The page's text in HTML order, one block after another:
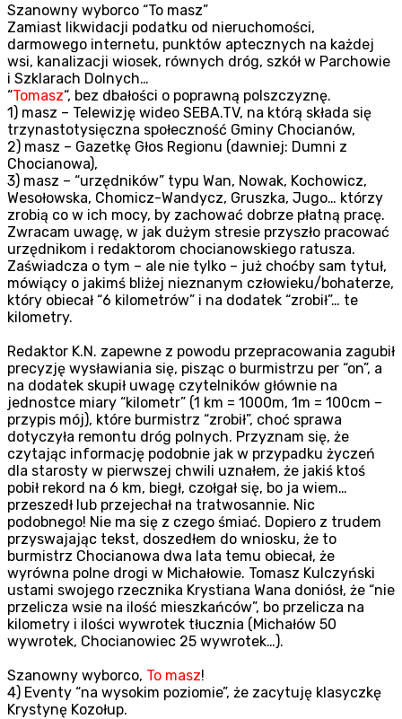
Szanowny wyborco “To masz”
Zamiast likwidacji podatku od nieruchomości,
darmowego internetu, punktów aptecznych na każdej
wsi, kanalizacji wiosek, równych dróg, szkół w Parchowie
i Szklarach Dolnych…
“Tomasz“, bez dbałości o poprawną polszczyznę.
1) masz – Telewizję wideo SEBA.TV, na którą składa się
trzynastotysięczna społeczność Gminy Chocianów,
2) masz – Gazetkę Głos Regionu (dawniej: Dumni z
Chocianowa),
3) masz – “urzędników” typu Wan, Nowak, Kochowicz,
Wesołowska, Chomicz-Wandycz, Gruszka, Jugo… którzy
zrobią co w ich mocy, by zachować dobrze płatną pracę.
Zwracam uwagę, w jak dużym stresie przyszło pracować
urzędnikom i redaktorom chocianowskiego ratusza.
Zaświadcza o tym – ale nie tylko – już choćby sam tytuł,
mówiący o jakimś bliżej nieznanym człowieku/bohaterze,
który obiecał “6 kilometrów” i na dodatek “zrobił”… te
kilometry.
Redaktor K.N. zapewne z powodu przepracowania zagubił
precyzję wysławiania się, pisząc o burmistrzu per “on”, a
na dodatek skupił uwagę czytelników głównie na
jednostce miary “kilometr” (1 km = 1000m, 1m = 100cm –
przypis mój), które burmistrz “zrobił”, choć sprawa
dotyczyła remontu dróg polnych. Przyznam się, że
czytając informację podobnie jak w przypadku życzeń
dla starosty w pierwszej chwili uznałem, że jakiś ktoś
pobił rekord na 6 km, biegł, czołgał się, bo ja wiem…
przeszedł lub przejechał na tratwosannie. Nic
podobnego! Nie ma się z czego śmiać. Dopiero z trudem
przyswajając tekst, doszedłem do wniosku, że to
burmistrz Chocianowa dwa lata temu obiecał, że
wyrówna polne drogi w Michałowie. Tomasz Kulczyński
ustami swojego rzecznika Krystiana Wana doniósł, że “nie
przelicza wsie na ilość mieszkańców”, bo przelicza na
kilometry i ilości wywrotek tłucznia (Michałów 50
wywrotek, Chocianowiec 25 wywrotek…).
Szanowny wyborco, To masz!
4) Eventy “na wysokim poziomie”, że zacytuję klasyczkę
Krystynę Kozołup.